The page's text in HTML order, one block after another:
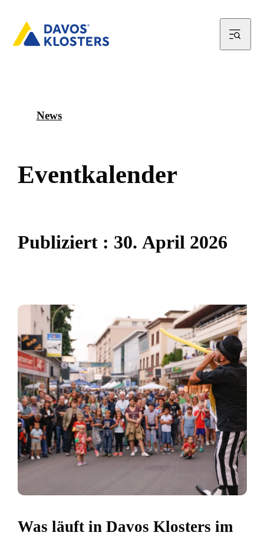
News
Eventkalender
Publiziert : 30. April 2026
Was läuft in Davos Klosters im